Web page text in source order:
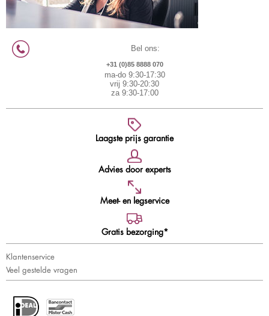
Bel ons:
+31 (0)85 8888 070
ma-do 9:30-17:30
vrij 9:30-20:30
za 9:30-17:00
Laagste prijs garantie
Advies door experts
Meet- en legservice
Gratis bezorging*
Klantenservice
Veel gestelde vragen